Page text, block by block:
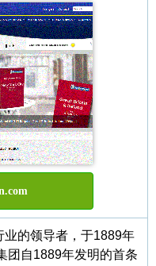
的领导者，于1889年
团自1889年发明的首条